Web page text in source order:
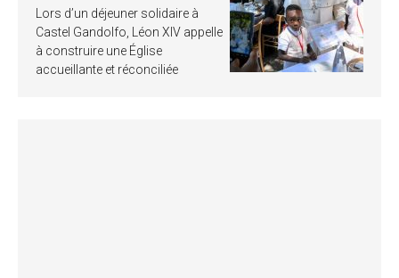
Lors d’un déjeuner solidaire à
Castel Gandolfo, Léon XIV appelle
à construire une Église
accueillante et réconciliée